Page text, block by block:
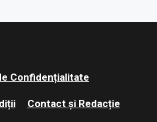
Confidențialitate
Contact și Redacție